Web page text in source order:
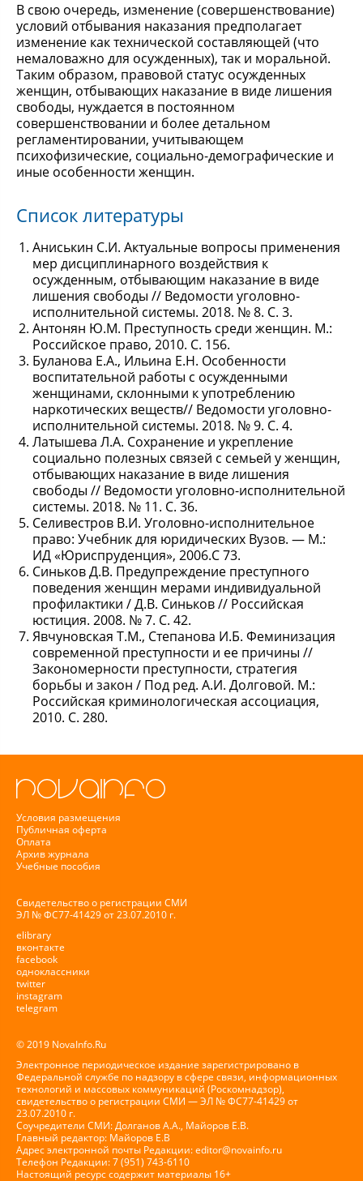
В свою очередь, изменение (совершенствование)
условий отбывания наказания предполагает
изменение как технической составляющей (что
немаловажно для осужденных), так и моральной.
Таким образом, правовой статус осужденных
женщин, отбывающих наказание в виде лишения
свободы, нуждается в постоянном
совершенствовании и более детальном
регламентировании, учитывающем
психофизические, социально-демографические и
иные особенности женщин.
Список литературы
Аниськин С.И. Актуальные вопросы применения
мер дисциплинарного воздействия к
осужденным, отбывающим наказание в виде
лишения свободы // Ведомости уголовно-
исполнительной системы. 2018. № 8. С. 3.
Антонян Ю.М. Преступность среди женщин. М.:
Российское право, 2010. С. 156.
Буланова Е.А., Ильина Е.Н. Особенности
воспитательной работы с осужденными
женщинами, склонными к употреблению
наркотических веществ// Ведомости уголовно-
исполнительной системы. 2018. № 9. С. 4.
Латышева Л.А. Сохранение и укрепление
социально полезных связей с семьей у женщин,
отбывающих наказание в виде лишения
свободы // Ведомости уголовно-исполнительной
системы. 2018. № 11. С. 36.
Селивестров В.И. Уголовно-исполнительное
право: Учебник для юридических Вузов. — М.:
ИД «Юриспруденция», 2006.С 73.
Синьков Д.В. Предупреждение преступного
поведения женщин мерами индивидуальной
профилактики / Д.В. Синьков // Российская
юстиция. 2008. № 7. С. 42.
Явчуновская Т.М., Степанова И.Б. Феминизация
современной преступности и ее причины //
Закономерности преступности, стратегия
борьбы и закон / Под ред. А.И. Долговой. М.:
Российская криминологическая ассоциация,
2010. С. 280.
Условия размещения
Публичная оферта
Оплата
Архив журнала
Учебные пособия
Свидетельство о регистрации СМИ
ЭЛ № ФС77-41429 от 23.07.2010 г.
elibrary
вконтакте
facebook
одноклассники
twitter
instagram
telegram
© 2019 NovaInfo.Ru
Электронное периодическое издание зарегистрировано в
Федеральной службе по надзору в сфере связи, информационных
технологий и массовых коммуникаций (Роскомнадзор),
свидетельство о регистрации СМИ — ЭЛ № ФС77-41429 от
23.07.2010 г.
Соучредители СМИ: Долганов А.А., Майоров Е.В.
Главный редактор: Майоров Е.В
Адрес электронной почты Редакции:editor@novainfo.ru
Телефон Редакции: 7 (951) 743-6110
Настоящий ресурс содержит материалы 16+